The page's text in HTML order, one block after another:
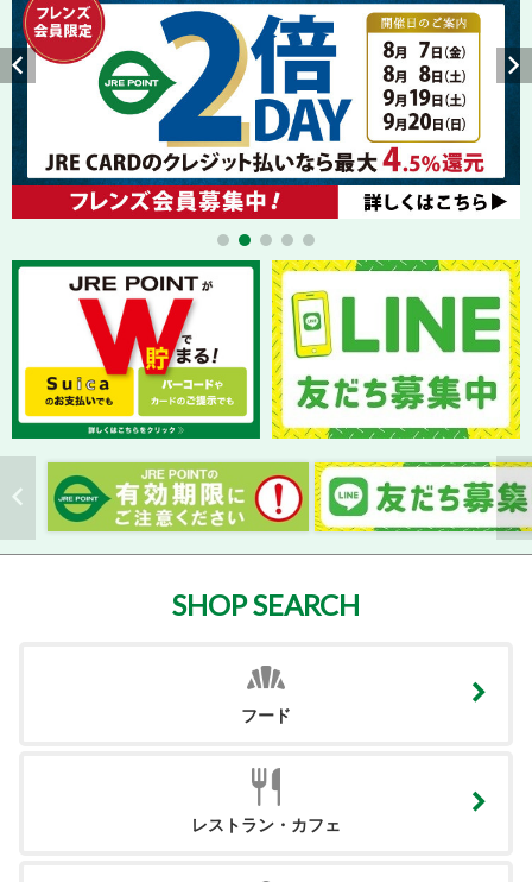
SHOP SEARCH
フード
レストラン・カフェ